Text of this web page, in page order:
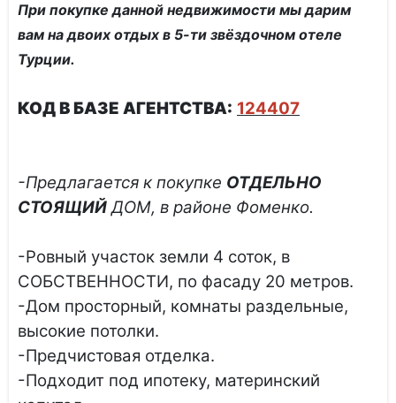
При покупке данной недвижимости мы дарим
вам на двоих отдых в 5-ти звёздочном отеле
Турции.
КОД В БАЗЕ АГЕНТСТВА: 124407
-Предлагается к покупке ОТДЕЛЬНО
СТОЯЩИЙДОМ, в районе Фоменко.
-Ровный участок земли 4 соток, в
СОБСТВЕННОСТИ, по фасаду 20 метров.
-Дом просторный, комнаты раздельные,
высокие потолки.
-Предчистовая отделка.
-Подходит под ипотеку, материнский